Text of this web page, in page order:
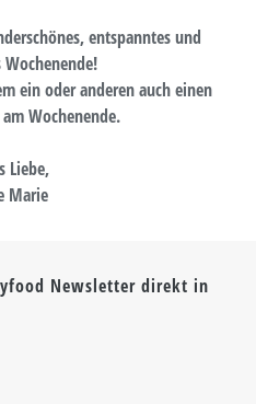
entspanntes und
ein oder anderen auch einen
Wochenende.
Liebe,
Marie
Newsletter direkt in